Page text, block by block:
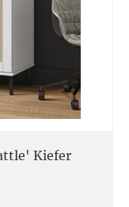
Kiefer